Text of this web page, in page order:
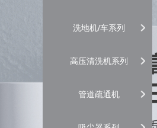
洗地机/车系列
高压清洗机系列
管道疏通机